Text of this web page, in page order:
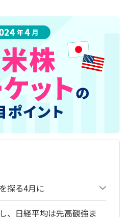
探る4月に
、日経平均は先高観強ま